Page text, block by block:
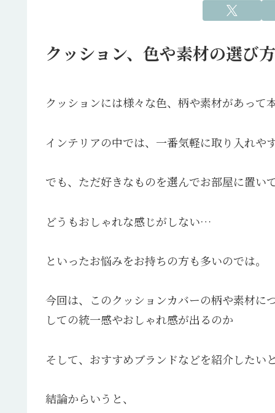
クッション、色や素材の選び方
クッションには様々な色、柄や素材があって
インテリアの中では、一番気軽に取り入れや
でも、ただ好きなものを選んでお部屋に置
どうもおしゃれな感じがしない…
といったお悩みをお持ちの方も多いのでは。
今回は、このクッションカバーの柄や素材に
しての統一感やおしゃれ感が出るのか
そして、おすすめブランドなどを紹介したい
結論からいうと、